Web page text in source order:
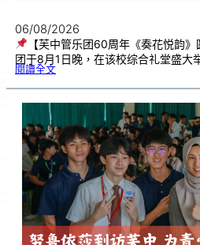
06/08/2026
【芙中管乐团60周年《奏花悦韵
团于8月1日晚，在该校综合礼堂盛大
閱讀全文:芙
乐
6
0
《
奏
花
悦
韵
》
圆
满
演
出